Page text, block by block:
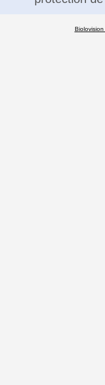
Biolovision